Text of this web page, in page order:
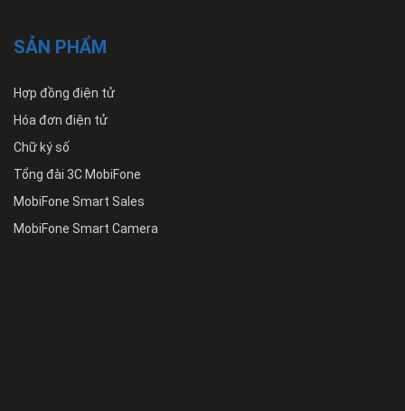
SẢN PHẨM
Hợp đồng điện tử
Hóa đơn điện tử
Chữ ký số
Tổng đài 3C MobiFone
MobiFone Smart Sales
MobiFone Smart Camera